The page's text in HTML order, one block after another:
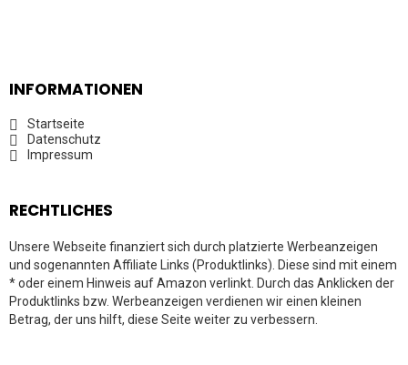
INFORMATIONEN
Startseite
Datenschutz
Impressum
RECHTLICHES
Unsere Webseite finanziert sich durch platzierte Werbeanzeigen
und sogenannten Affiliate Links (Produktlinks). Diese sind mit einem
* oder einem Hinweis auf Amazon verlinkt. Durch das Anklicken der
Produktlinks bzw. Werbeanzeigen verdienen wir einen kleinen
Betrag, der uns hilft, diese Seite weiter zu verbessern.